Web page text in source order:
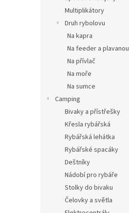
Multiplikátory
Druh rybolovu
Na kapra
Na feeder a plavanou
Na přívlač
Na moře
Na sumce
Camping
Bivaky a přístřešky
Křesla rybářská
Rybářská lehátka
Rybářské spacáky
Deštníky
Nádobí pro rybáře
Stolky do bivaku
Čelovky a světla